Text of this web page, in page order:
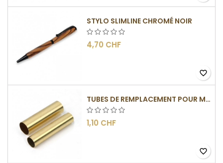
STYLO SLIMLINE CHROMÉ NOIR
4,70 CHF
favorite_border
TUBES DE REMPLACEMENT POUR MÉCANISMES SLIMLINE
1,10 CHF
favorite_border